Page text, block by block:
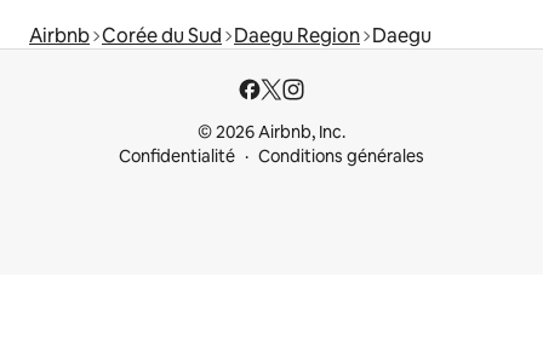
Airbnb Corée du Sud Daegu Region Daegu
© 2026 Airbnb, Inc.
Confidentialité
Conditions générales